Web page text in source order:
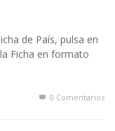
de País, pulsa en
Ficha en formato
0 Comentarios